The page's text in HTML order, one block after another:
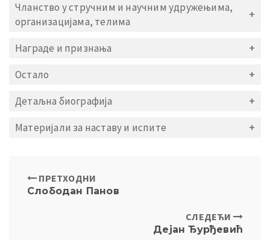
Чланство у стручним и научним удружењима,
организацијама, телима
Награде и признања
Остало
Детаљна биографија
Материјали за наставу и испите
ПРЕТХОДНИ
Слободан Панов
СЛЕДЕЋИ
Дејан Ђурђевић